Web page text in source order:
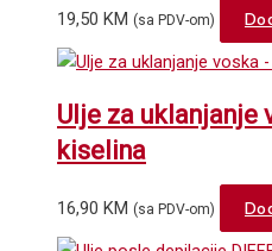
19,50 KM (sa PDV-om)
Ulje za uklanjanje
kiselina
16,90 KM (sa PDV-om)